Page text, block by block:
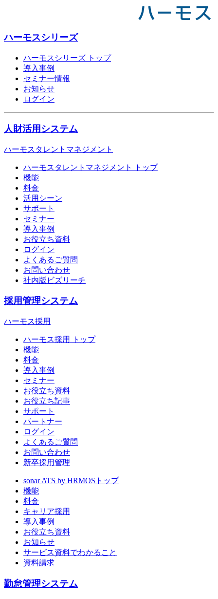
ハーモスシリーズ
ハーモスシリーズ トップ
導入事例
セミナー情報
お知らせ
ログイン
人財活用システム
ハーモスタレントマネジメント
ハーモスタレントマネジメント トップ
機能
料金
活用シーン
サポート
セミナー
導入事例
お役立ち資料
ログイン
よくあるご質問
お問い合わせ
社内版ビズリーチ
採用管理システム
ハーモス採用
ハーモス採用 トップ
機能
料金
導入事例
セミナー
お役立ち資料
お役立ち記事
サポート
パートナー
ログイン
よくあるご質問
お問い合わせ
新卒採用管理
sonar ATS by HRMOS トップ
機能
料金
キャリア採用
導入事例
お役立ち資料
お知らせ
サービス資料でわかること
資料請求
勤怠管理システム